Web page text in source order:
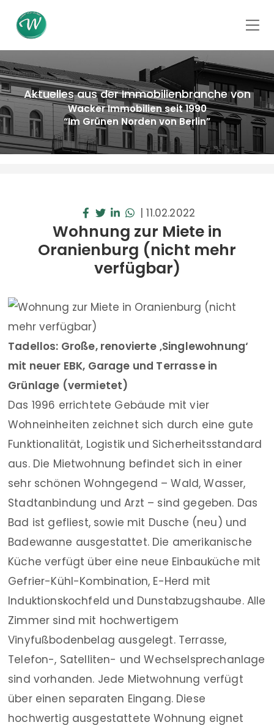
Aktuelles aus der Immobilienbranche von
Wacker Immobilien seit 1990
“Im Grünen Norden von Berlin”
|11.02.2022
Wohnung zur Miete in
Oranienburg (nicht mehr
verfügbar)
Tadellos: Große, renovierte ‚Singlewohnung‘
mit neuer EBK, Garage und Terrasse in
Grünlage (vermietet)
Das 1996 errichtete Gebäude mit vier
Wohneinheiten zeichnet sich durch eine gute
Funktionalität, Logistik und Sicherheitsstandard
aus. Die Mietwohnung befindet sich in einer
sehr schönen Wohngegend – Wald, Wasser,
Stadtanbindung und Arzt – sind gegeben. Das
Bad ist gefliest, sowie mit Dusche (neu) und
Badewanne ausgestattet. Die amerikanische
Küche verfügt über eine neue Einbauküche mit
Gefrier-Kühl-Kombination, E-Herd mit
Induktionskochfeld und Dunstabzugshaube. Alle
Zimmer sind mit hochwertigem
Vinyfußbodenbelag ausgelegt. Terrasse,
Telefon-, Satelliten- und Wechselsprechanlage
sind vorhanden. Jede Mietwohnung verfügt
über einen separaten Eingang. Diese
hochwertig ausgestattete Wohnung eignet